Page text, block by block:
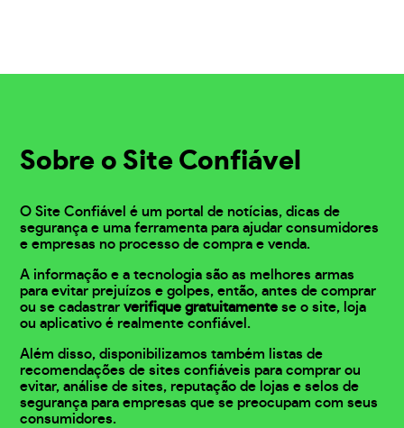
Sobre o Site Confiável
O Site Confiável é um portal de notícias, dicas de
segurança e uma ferramenta para ajudar consumidores
e empresas no processo de compra e venda.
A informação e a tecnologia são as melhores armas
para evitar prejuízos e golpes, então, antes de comprar
ou se cadastrarverifique gratuitamente se o site, loja
ou aplicativo é realmente confiável.
Além disso, disponibilizamos também listas de
recomendações de sites confiáveis para comprar ou
evitar, análise de sites, reputação de lojas e selos de
segurança para empresas que se preocupam com seus
consumidores.